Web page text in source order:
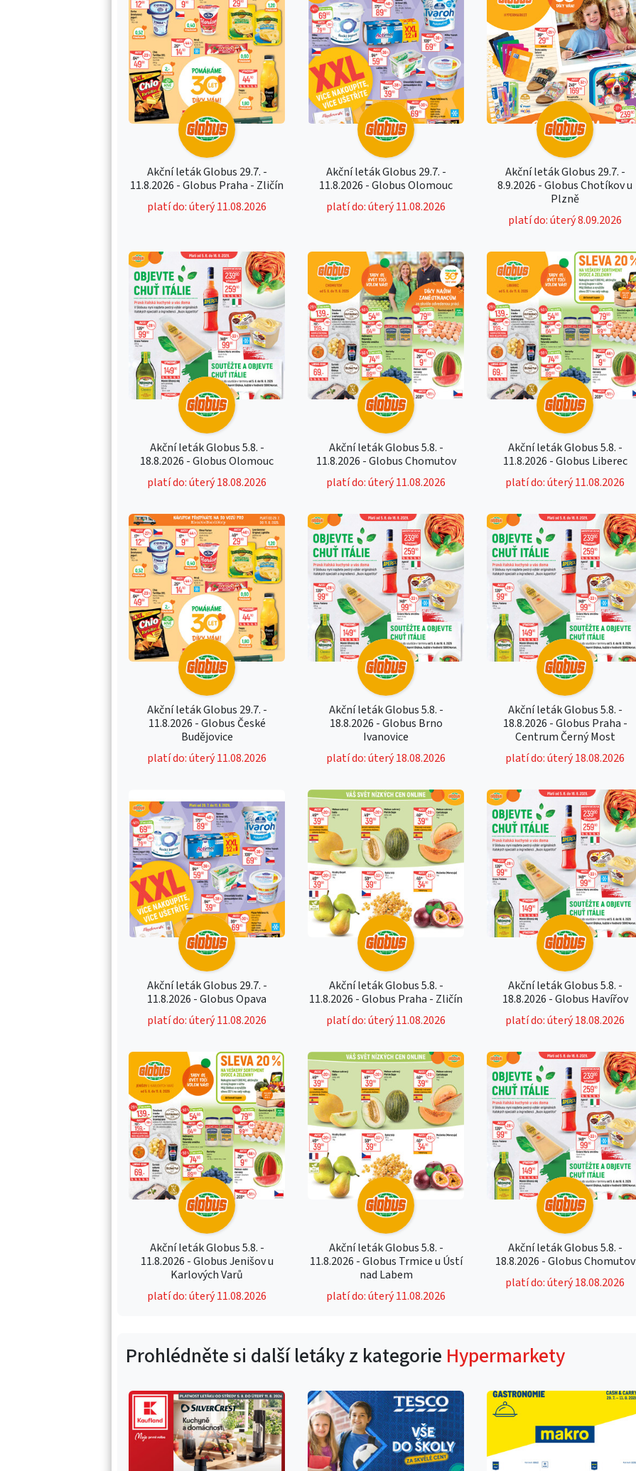
Akční leták Globus 29.7. -
11.8.2026 - Globus Praha - Zličín
platí do: úterý 11.08.2026
Akční leták Globus 29.7. -
11.8.2026 - Globus Olomouc
platí do: úterý 11.08.2026
Akční leták Globus 29.7. -
8.9.2026 - Globus Chotíkov u
Plzně
platí do: úterý 8.09.2026
Akční leták Globus 5.8. -
18.8.2026 - Globus Olomouc
platí do: úterý 18.08.2026
Akční leták Globus 5.8. -
11.8.2026 - Globus Chomutov
platí do: úterý 11.08.2026
Akční leták Globus 5.8. -
11.8.2026 - Globus Liberec
platí do: úterý 11.08.2026
Akční leták Globus 29.7. -
11.8.2026 - Globus České
Budějovice
platí do: úterý 11.08.2026
Akční leták Globus 5.8. -
18.8.2026 - Globus Brno
Ivanovice
platí do: úterý 18.08.2026
Akční leták Globus 5.8. -
18.8.2026 - Globus Praha -
Centrum Černý Most
platí do: úterý 18.08.2026
Akční leták Globus 29.7. -
11.8.2026 - Globus Opava
platí do: úterý 11.08.2026
Akční leták Globus 5.8. -
11.8.2026 - Globus Praha - Zličín
platí do: úterý 11.08.2026
Akční leták Globus 5.8. -
18.8.2026 - Globus Havířov
platí do: úterý 18.08.2026
Akční leták Globus 5.8. -
11.8.2026 - Globus Jenišov u
Karlových Varů
platí do: úterý 11.08.2026
Akční leták Globus 5.8. -
11.8.2026 - Globus Trmice u Ústí
nad Labem
platí do: úterý 11.08.2026
Akční leták Globus 5.8. -
18.8.2026 - Globus Chomutov
platí do: úterý 18.08.2026
Prohlédněte si další letáky z kategorie Hypermarkety